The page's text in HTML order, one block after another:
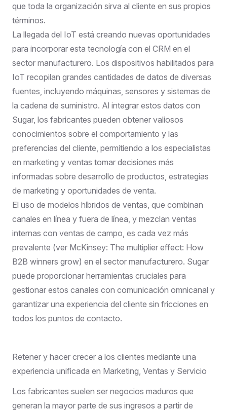
que toda la organización sirva al cliente en sus propios
términos.
La llegada del IoT está creando nuevas oportunidades
para incorporar esta tecnología con el CRM en el
sector manufacturero. Los dispositivos habilitados para
IoT recopilan grandes cantidades de datos de diversas
fuentes, incluyendo máquinas, sensores y sistemas de
la cadena de suministro. Al integrar estos datos con
Sugar, los fabricantes pueden obtener valiosos
conocimientos sobre el comportamiento y las
preferencias del cliente, permitiendo a los especialistas
en marketing y ventas tomar decisiones más
informadas sobre desarrollo de productos, estrategias
de marketing y oportunidades de venta.
El uso de modelos híbridos de ventas, que combinan
canales en línea y fuera de línea, y mezclan ventas
internas con ventas de campo, es cada vez más
prevalente (ver McKinsey: The multiplier effect: How
B2B winners grow) en el sector manufacturero. Sugar
puede proporcionar herramientas cruciales para
gestionar estos canales con comunicación omnicanal y
garantizar una experiencia del cliente sin fricciones en
todos los puntos de contacto.
Retener y hacer crecer a los clientes mediante una
experiencia unificada en Marketing, Ventas y Servicio
Los fabricantes suelen ser negocios maduros que
generan la mayor parte de sus ingresos a partir de